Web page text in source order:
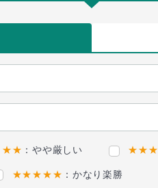
★★ ：やや厳しい ★★★
★★★★★ ：かなり楽勝